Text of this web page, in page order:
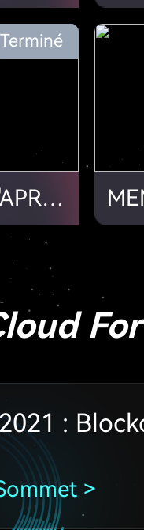
Jusqu'à to 30% d'APR sur le Staking!
Terminé
:
>